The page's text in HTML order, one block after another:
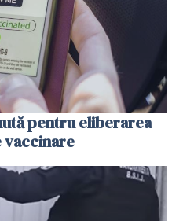
pentru eliberarea
vaccinare